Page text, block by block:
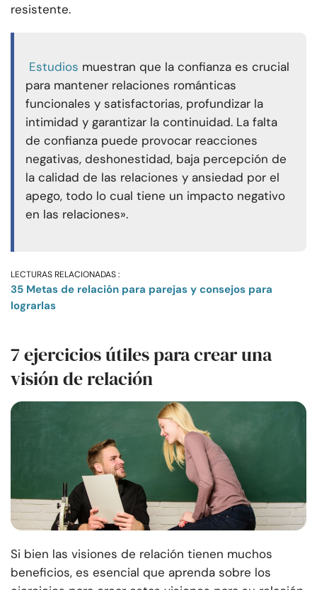
resistente.
Estudios muestran que la confianza es crucial
para mantener relaciones románticas
funcionales y satisfactorias, profundizar la
intimidad y garantizar la continuidad. La falta
de confianza puede provocar reacciones
negativas, deshonestidad, baja percepción de
la calidad de las relaciones y ansiedad por el
apego, todo lo cual tiene un impacto negativo
en las relaciones».
LECTURAS RELACIONADAS :
35 Metas de relación para parejas y consejos para
lograrlas
7 ejercicios útiles para crear una
visión de relación
Si bien las visiones de relación tienen muchos
beneficios, es esencial que aprenda sobre los